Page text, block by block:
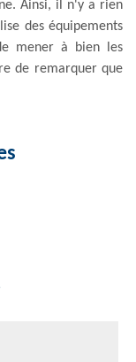
Ainsi, il n'y a rien
des équipements
mener à bien les
de remarquer que